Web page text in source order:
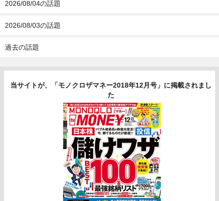
2026/08/04の話題
2026/08/03の話題
過去の話題
当サイトが、「モノクロザマネー2018年12月号」に掲載されまし
た